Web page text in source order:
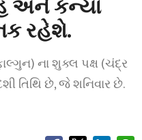
અને કન્યા
રહેશે.
ના શુક્લ પક્ષ (ચંદ્ર
તિથિ છે, જે શનિવાર છે.